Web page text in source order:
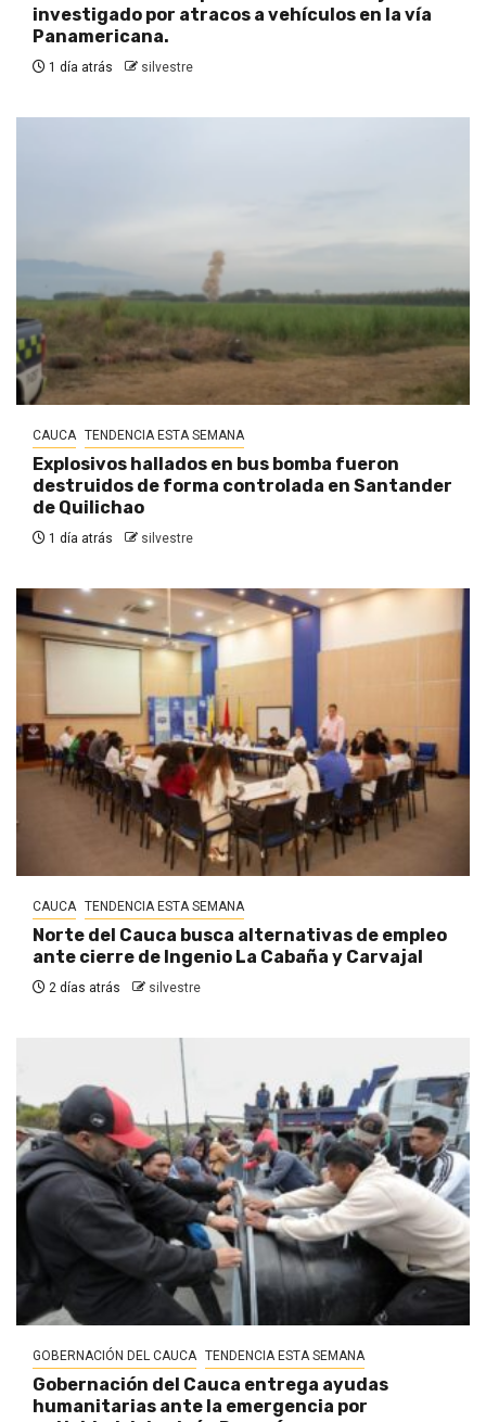
investigado por atracos a vehículos en la vía
Panamericana.
1 día atrás silvestre
CAUCA TENDENCIA ESTA SEMANA
Explosivos hallados en bus bomba fueron
destruidos de forma controlada en Santander
de Quilichao
1 día atrás silvestre
CAUCA TENDENCIA ESTA SEMANA
Norte del Cauca busca alternativas de empleo
ante cierre de Ingenio La Cabaña y Carvajal
2 días atrás silvestre
GOBERNACIÓN DEL CAUCA TENDENCIA ESTA SEMANA
Gobernación del Cauca entrega ayudas
humanitarias ante la emergencia por